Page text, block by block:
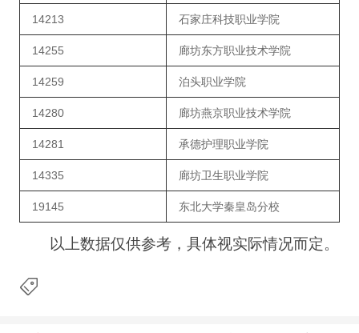
14213 石家庄科技职业学院
14255 廊坊东方职业技术学院
14259 泊头职业学院
14280 廊坊燕京职业技术学院
14281 承德护理职业学院
14335 廊坊卫生职业学院
19145 东北大学秦皇岛分校
以上数据仅供参考，具体视实际情况而定。